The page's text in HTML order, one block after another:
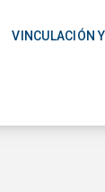
VINCULACIÓN